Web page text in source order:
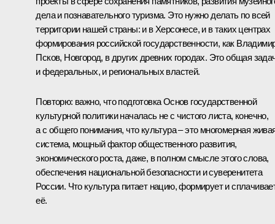
дела и познавательного туризма. Это нужно делать по всей
территории нашей страны: и в Херсонесе, и в таких центрах
формирования российской государственности, как
Псков, Новгород, в других древних городах. Это общая
и федеральных, и региональных властей.
Повторю: важно, что подготовка Основ государственной
культурной политики началась не с чистого листа, конечно,
а с общего понимания, что культура – это многомерная
система, мощный фактор общественного развития,
экономического роста, даже, в полном смысле этого слова,
обеспечения национальной безопасности и суверенитета
России. Что культура питает нацию, формирует и
её.